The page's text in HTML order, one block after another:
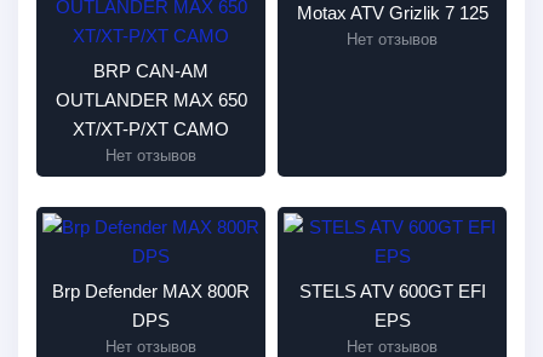
BRP CAN-AM
OUTLANDER MAX 650
XT/XT-P/XT CAMO
Нет отзывов
Motax ATV Grizlik 7 125
Нет отзывов
Brp Defender MAX 800R
DPS
Нет отзывов
STELS ATV 600GT EFI
EPS
Нет отзывов